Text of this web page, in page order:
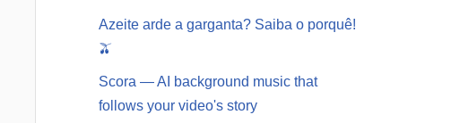
Azeite arde a garganta? Saiba o porquê!
🫒
Scora — AI background music that
follows your video's story